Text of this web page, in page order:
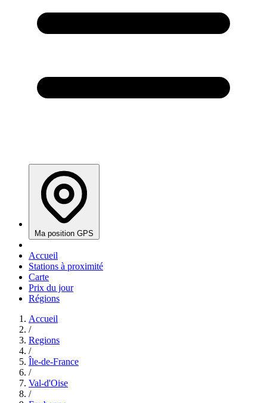
Ma position GPS
Accueil
Stations à proximité
Carte
Prix du jour
Régions
Accueil
/
Regions
/
Île-de-France
/
Val-d'Oise
/